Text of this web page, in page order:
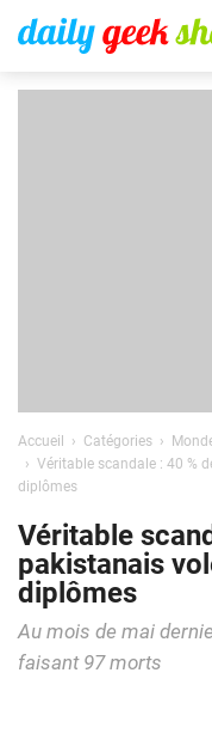
Accueil Catégories
Véritable scandale : 40 %
diplômes
Véritable
pakistanais
diplômes
Au mois de mai
faisant 97 morts